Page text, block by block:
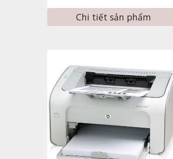
Chi tiết sản phẩm